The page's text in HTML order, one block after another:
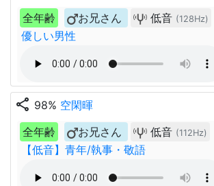
全年齢
お兄さん 低音 (128Hz)
優しい男性
share 98% 空閑暉
全年齢
お兄さん 低音 (112Hz)
【低音】青年/執事・敬語